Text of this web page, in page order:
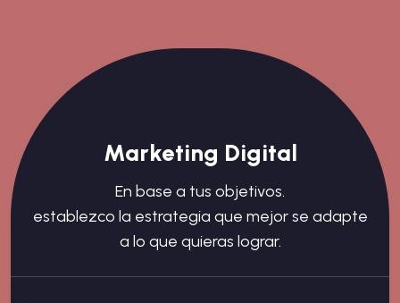
Marketing Digital
En base a tus objetivos.
establezco la estrategia que mejor se adapte
a lo que quieras lograr.